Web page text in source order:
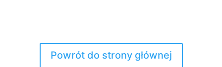
Powrót do strony głównej